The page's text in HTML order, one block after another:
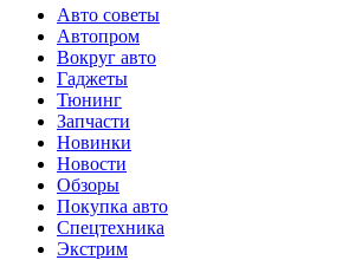
Авто советы
Автопром
Вокруг авто
Гаджеты
Тюнинг
Запчасти
Новинки
Новости
Обзоры
Покупка авто
Спецтехника
Экстрим